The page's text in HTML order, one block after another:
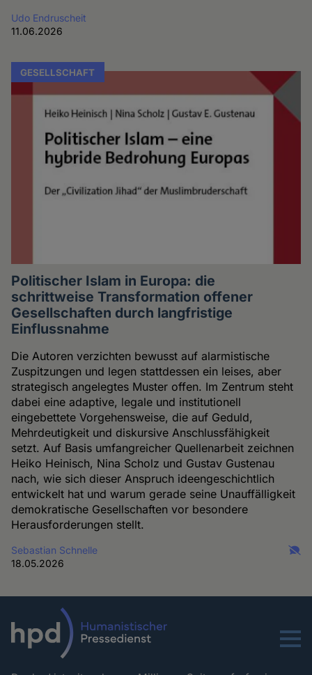
Udo Endruscheit
11.06.2026
GESELLSCHAFT
Politischer Islam in Europa: die
schrittweise Transformation offener
Gesellschaften durch langfristige
Einflussnahme
Die Autoren verzichten bewusst auf alarmistische
Zuspitzungen und legen stattdessen ein leises, aber
strategisch angelegtes Muster offen. Im Zentrum steht
dabei eine adaptive, legale und institutionell
eingebettete Vorgehensweise, die auf Geduld,
Mehrdeutigkeit und diskursive Anschlussfähigkeit
setzt. Auf Basis umfangreicher Quellenarbeit zeichnen
Heiko Heinisch, Nina Scholz und Gustav Gustenau
nach, wie sich dieser Anspruch ideengeschichtlich
entwickelt hat und warum gerade seine Unauffälligkeit
demokratische Gesellschaften vor besondere
Herausforderungen stellt.
Sebastian Schnelle
18.05.2026
Menu